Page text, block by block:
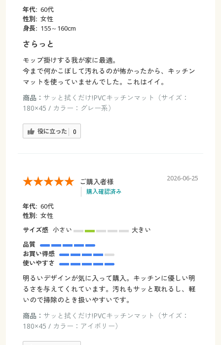
年代: 60代
性別: 女性
身長: 155～160cm
さらっと
モップ掛けする我が家に最適。
今まで何かこぼして汚れるのが怖かったから、キッチン
マットを使っていませんでした。これはイイ。
商品： サッと拭くだけ!PVCキッチンマット（サイズ：
180×45 / カラー：グレー系）
役に立った 0
ご購入者様
購入確認済み
2026-06-25
年代: 60代
性別: 女性
サイズ感 小さい
大きい
品質
お買い得感
使いやすさ
明るいデザインが気に入って購入。キッチンに優しい明
るさを与えてくれています。汚れもサッと取れるし、軽
いので掃除のとき扱いやすいです。
商品： サッと拭くだけ!PVCキッチンマット（サイズ：
180×45 / カラー：アイボリー）